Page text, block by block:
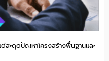
สะดุดปัญหาโครงสร้างพื้นฐานและ